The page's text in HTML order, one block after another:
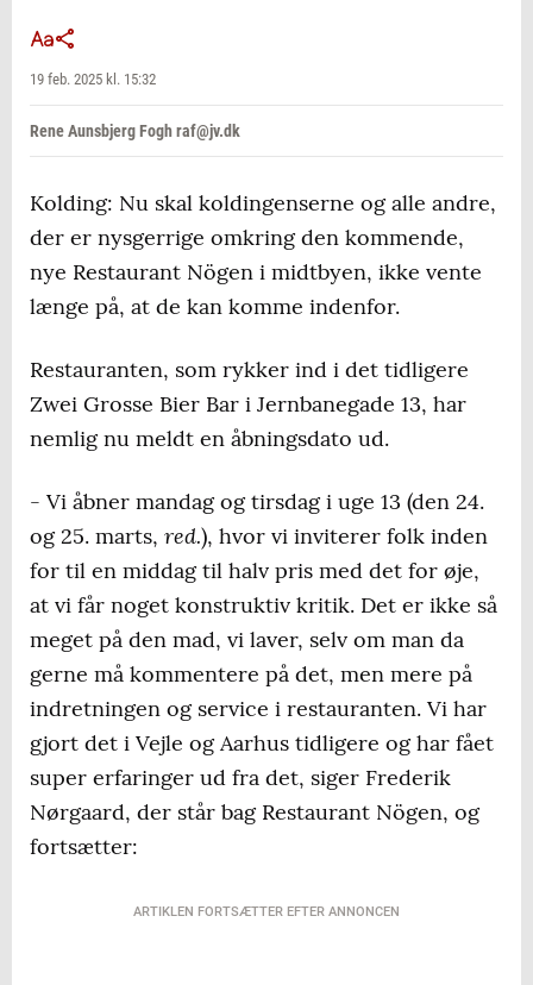
19 feb. 2025 kl. 15:32
Rene Aunsbjerg Fogh raf@jv.dk
Kolding: Nu skal koldingenserne og alle andre,
der er nysgerrige omkring den kommende,
nye Restaurant Nögen i midtbyen, ikke vente
længe på, at de kan komme indenfor.
Restauranten, som rykker ind i det tidligere
Zwei Grosse Bier Bar i Jernbanegade 13, har
nemlig nu meldt en åbningsdato ud.
- Vi åbner mandag og tirsdag i uge 13 (den 24.
og 25. marts, red.), hvor vi inviterer folk inden
for til en middag til halv pris med det for øje,
at vi får noget konstruktiv kritik. Det er ikke så
meget på den mad, vi laver, selv om man da
gerne må kommentere på det, men mere på
indretningen og service i restauranten. Vi har
gjort det i Vejle og Aarhus tidligere og har fået
super erfaringer ud fra det, siger Frederik
Nørgaard, der står bag Restaurant Nögen, og
fortsætter:
ARTIKLEN FORTSÆTTER EFTER ANNONCEN